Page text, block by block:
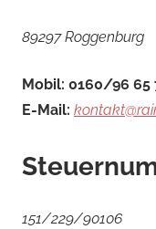
89297 Roggenburg
Mobil: 0160/96 65
E-Mail:
151/229/90106